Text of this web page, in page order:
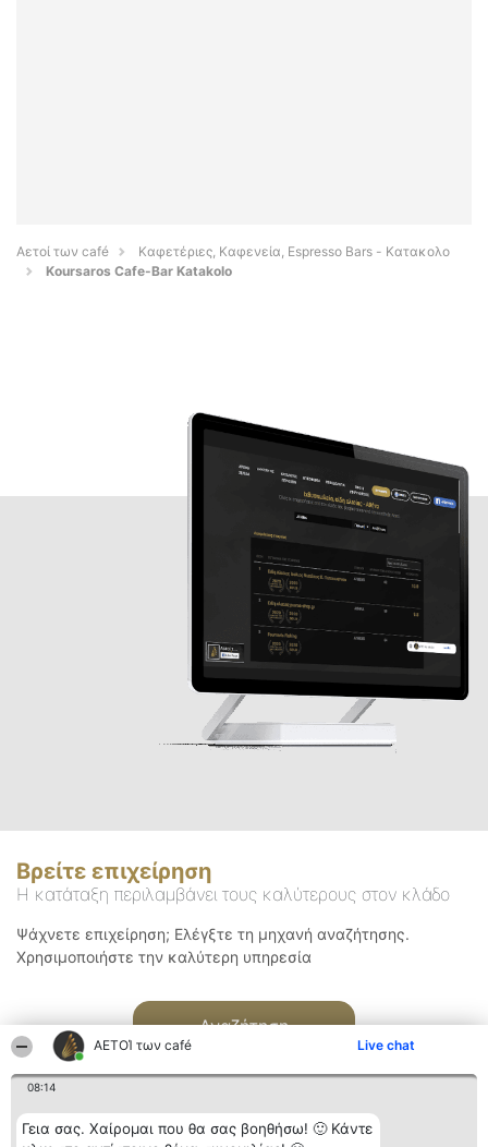
ΑΕΤΟΊ των café Live chat
08:14
Γεια σας. Χαίρομαι που θα σας βοηθήσω! 🙂 Κάντε
Αετοί των café
Καφετέριες, Καφενεία, Espresso Bars - Κατακολο
Koursaros Cafe-Bar Katakolo
Βρείτε επιχείρηση
Η κατάταξη περιλαμβάνει τους καλύτερους στον κλάδο
Ψάχνετε επιχείρηση; Ελέγξτε τη μηχανή αναζήτησης.
Χρησιμοποιήστε την καλύτερη υπηρεσία
Αναζήτηση